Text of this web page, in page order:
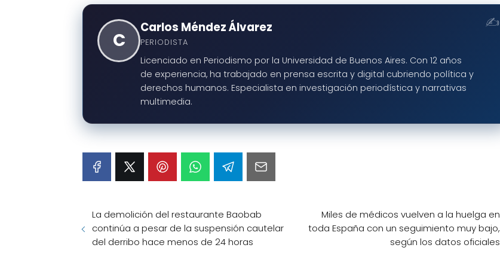
C
Carlos Méndez Álvarez
PERIODISTA
Licenciado en Periodismo por la Universidad de Buenos Aires. Con 12 años
de experiencia, ha trabajado en prensa escrita y digital cubriendo política y
derechos humanos. Especialista en investigación periodística y narrativas
multimedia.
La demolición del restaurante Baobab
continúa a pesar de la suspensión cautelar
del derribo hace menos de 24 horas
Miles de médicos vuelven a la huelga en
toda España con un seguimiento muy bajo,
según los datos oficiales